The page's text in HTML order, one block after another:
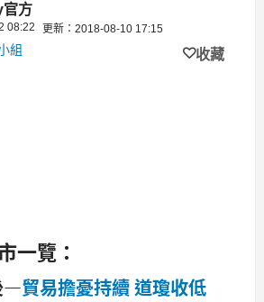
方
08:22 更新：2018-08-10 17:15
組 收藏
一覽：
—貿易擔憂持續 道瓊收低